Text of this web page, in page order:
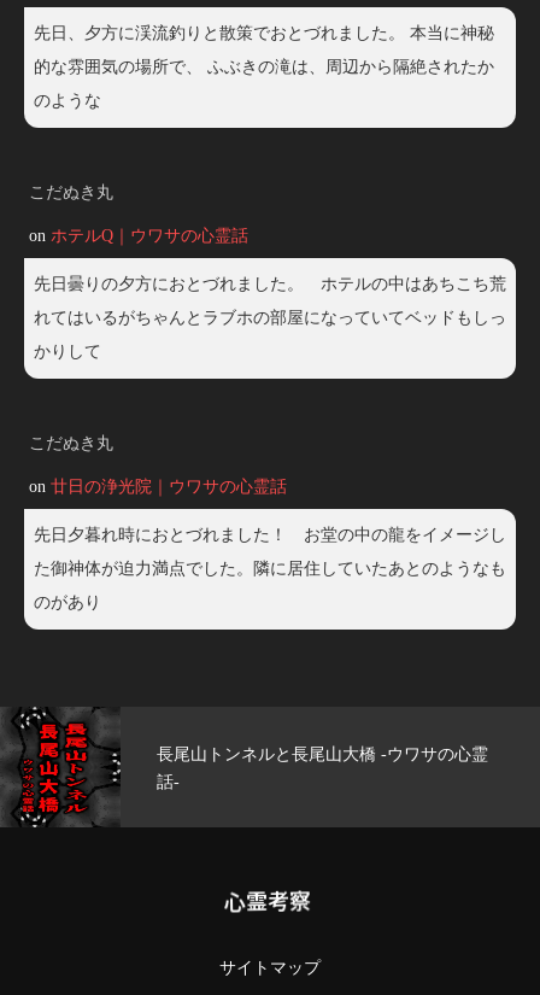
先日、夕方に渓流釣りと散策でおとづれました。 本当に神秘
的な雰囲気の場所で、 ふぶきの滝は、周辺から隔絶されたか
のような
こだぬき丸
on ホテルQ｜ウワサの心霊話
先日曇りの夕方におとづれました。 ホテルの中はあちこち荒
れてはいるがちゃんとラブホの部屋になっていてベッドもしっ
かりして
こだぬき丸
on 廿日の浄光院｜ウワサの心霊話
先日夕暮れ時におとづれました！ お堂の中の龍をイメージし
た御神体が迫力満点でした。隣に居住していたあとのようなも
のがあり
尾山大橋 -ウワサの心霊
玄武洞公園 -ウ
心霊考察
サイトマップ